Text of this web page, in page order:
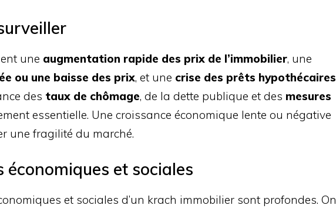
une augmentation rapide des prix de l’immobilier, une
ou une baisse des prix, et une crise des prêts hypothécaires
des taux de chômage, de la dette publique et des mesures
essentielle. Une croissance économique lente ou négative
une fragilité du marché.
économiques et sociales
et sociales d’un krach immobilier sont profondes. On